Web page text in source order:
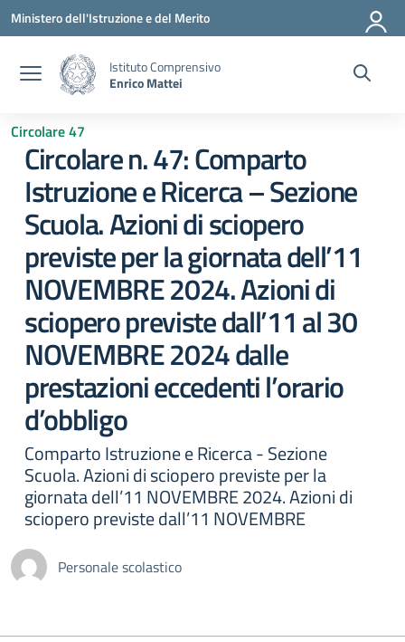
Vai ai contenuti
Vai al menu di navigazione
Vai al footer
Ministero dell'Istruzione e del Merito
Istituto Comprensivo
Enrico Mattei
Circolare 47
Circolare n. 47: Comparto
Istruzione e Ricerca – Sezione
Scuola. Azioni di sciopero
previste per la giornata dell’11
NOVEMBRE 2024. Azioni di
sciopero previste dall’11 al 30
NOVEMBRE 2024 dalle
prestazioni eccedenti l’orario
d’obbligo
Comparto Istruzione e Ricerca - Sezione
Scuola. Azioni di sciopero previste per la
giornata dell’11 NOVEMBRE 2024. Azioni di
sciopero previste dall’11 NOVEMBRE
Personale scolastico